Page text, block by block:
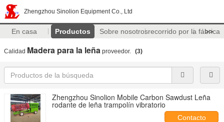
Zhengzhou Sinolion Equipment Co., Ltd
En casa Productos Sobre nosotrosrecorrido por la fábrica
>>
Calidad Madera para la leña proveedor. (3)
Zhengzhou Sinolion Mobile Carbon Sawdust Leña
rodante de leña trampolín vibratorio
Contacto